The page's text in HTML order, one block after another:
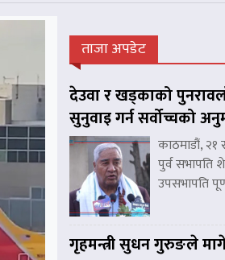
ताजा अपडेट
देउवा र खड्काको
सुनुवाइ गर्न सर्वोच्चको
काठमाडौं, २१
पुर्व सभापति
उपसभापति
गृहमन्त्री सुधन गुरुङले